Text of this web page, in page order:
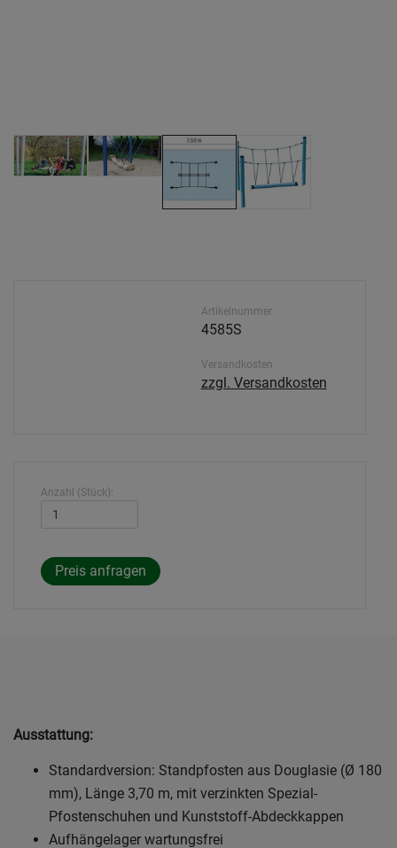
Artikelnummer
4585S
Versandkosten
zzgl. Versandkosten
Anzahl (Stück):
Ausstattung:
Standardversion: Standpfosten aus Douglasie (Ø 180
mm), Länge 3,70 m, mit verzinkten Spezial-
Pfostenschuhen und Kunststoff-Abdeckkappen
Aufhängelager wartungsfrei